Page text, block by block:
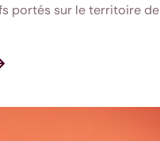
portés sur le territoire